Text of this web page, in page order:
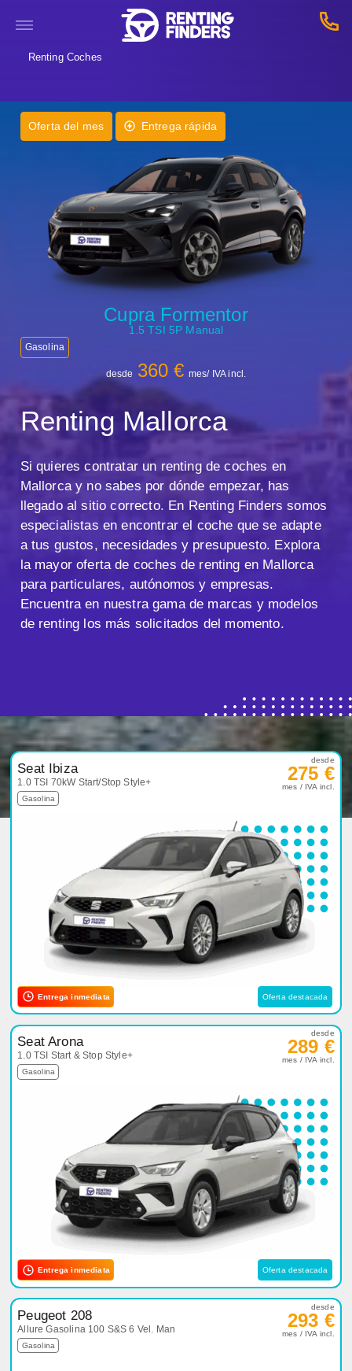
Renting Coches
Oferta del mes Entrega rápida
Cupra Formentor
1.5 TSI 5P Manual
Gasolina
desde 360 € mes/ IVA incl.
Renting Mallorca
Si quieres contratar un renting de coches en
Mallorca y no sabes por dónde empezar, has
llegado al sitio correcto. En Renting Finders somos
especialistas en encontrar el coche que se adapte
a tus gustos, necesidades y presupuesto. Explora
la mayor oferta de coches de renting en Mallorca
para particulares, autónomos y empresas.
Encuentra en nuestra gama de marcas y modelos
de renting los más solicitados del momento.
Seat Ibiza
1.0 TSI 70kW Start/Stop Style+
Gasolina
desde
275 €
mes / IVA incl.
Entrega inmediata Oferta destacada
Seat Arona
1.0 TSI Start & Stop Style+
Gasolina
desde
289 €
mes / IVA incl.
Entrega inmediata Oferta destacada
Peugeot 208
Allure Gasolina 100 S&S 6 Vel. Man
Gasolina
desde
293 €
mes / IVA incl.